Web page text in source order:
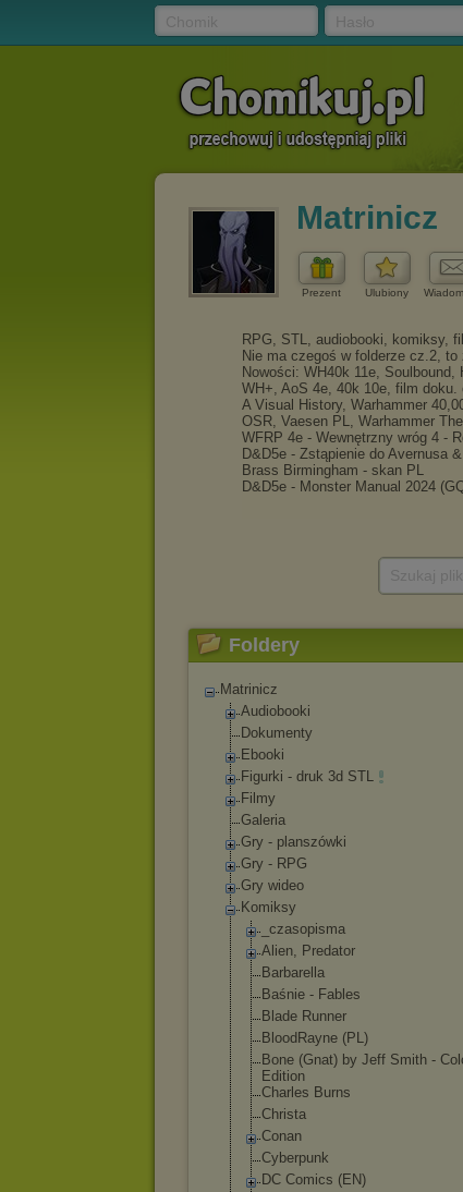
Matrinicz
Prezent Ulubiony
Foldery
Matrinicz
Audiobooki
Dokumenty
Ebooki
Figurki - druk 3d STL
Filmy
Galeria
Gry - planszówki
Gry - RPG
Gry wideo
Komiksy
_czasopisma
Alien, Predator
Barbarella
Baśnie - Fables
Blade Runner
BloodRayne (PL)
Bone (Gnat) by Jeff Smith -
Edition
Charles Burns
Christa
Conan
Cyberpunk
DC Comics (EN)